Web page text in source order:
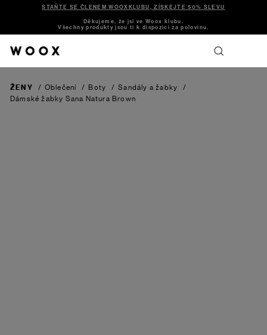
STAŇTE SE ČLENEM WOOXKLUBU, ZÍSKEJTE 50% SLEVU
Děkujeme, že jsi ve Woox klubu.
Všechny produkty jsou ti k dispozici za polovinu.
ŽENY / Oblečení / Boty / Sandály a žabky
/
Dámské žabky Sana Natura Brown